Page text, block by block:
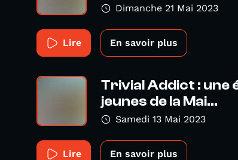
Dimanche 21 Mai 2023
Lire En savoir plus
Trivial Addict : une
jeunes de la Mai...
Samedi 13 Mai 2023
Lire En savoir plus